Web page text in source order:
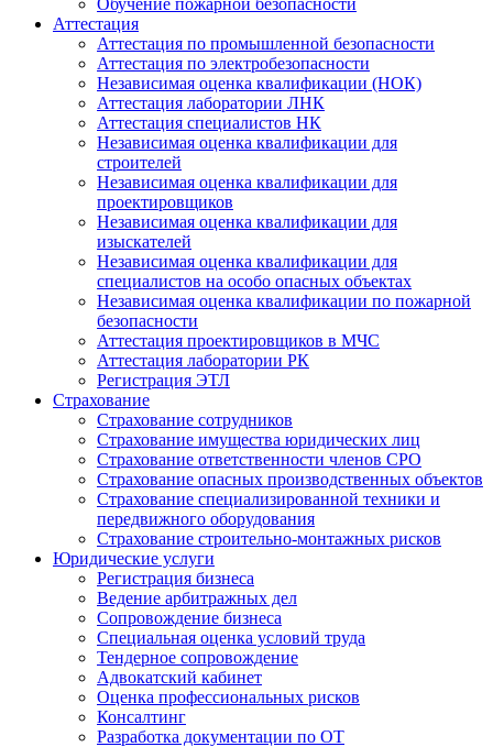
Обучение пожарной безопасности
Аттестация
Аттестация по промышленной безопасности
Аттестация по электробезопасности
Независимая оценка квалификации (НОК)
Аттестация лаборатории ЛНК
Аттестация специалистов НК
Независимая оценка квалификации для
строителей
Независимая оценка квалификации для
проектировщиков
Независимая оценка квалификации для
изыскателей
Независимая оценка квалификации для
специалистов на особо опасных объектах
Независимая оценка квалификации по пожарной
безопасности
Аттестация проектировщиков в МЧС
Аттестация лаборатории РК
Регистрация ЭТЛ
Страхование
Страхование сотрудников
Страхование имущества юридических лиц
Страхование ответственности членов СРО
Страхование опасных производственных объектов
Страхование специализированной техники и
передвижного оборудования
Страхование строительно-монтажных рисков
Юридические услуги
Регистрация бизнеса
Ведение арбитражных дел
Сопровождение бизнеса
Специальная оценка условий труда
Тендерное сопровождение
Адвокатский кабинет
Оценка профессиональных рисков
Консалтинг
Разработка документации по ОТ